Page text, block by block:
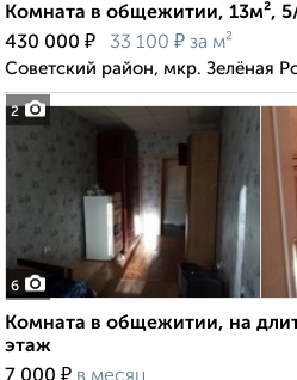
2
Комната в общежитии, 13м²,
430 000 ₽ 33 100 ₽ за м²
Советский район, мкр. Зелёная
6
Комната в общежитии, на
этаж
₽